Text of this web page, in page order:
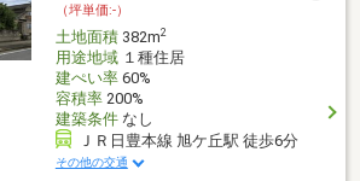
（坪単価:-）
土地面積382m2
用途地域１種住居
建ぺい率60%
容積率200%
建築条件なし
ＪＲ日豊本線 旭ケ丘駅 徒歩6分
その他の交通